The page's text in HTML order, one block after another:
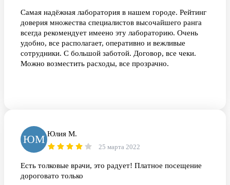
Самая надёжная лаборатория в нашем городе. Рейтинг
доверия множества специалистов высочайшего ранга
всегда рекомендует имеено эту лабораторию. Очень
удобно, все располагает, оперативно и вежливые
сотрудники. С большой заботой. Договор, все чеки.
Можно возместить расходы, все прозрачно.
ЮМ Юлия М.
25 марта 2022
Есть толковые врачи, это радует! Платное посещение
дороговато только